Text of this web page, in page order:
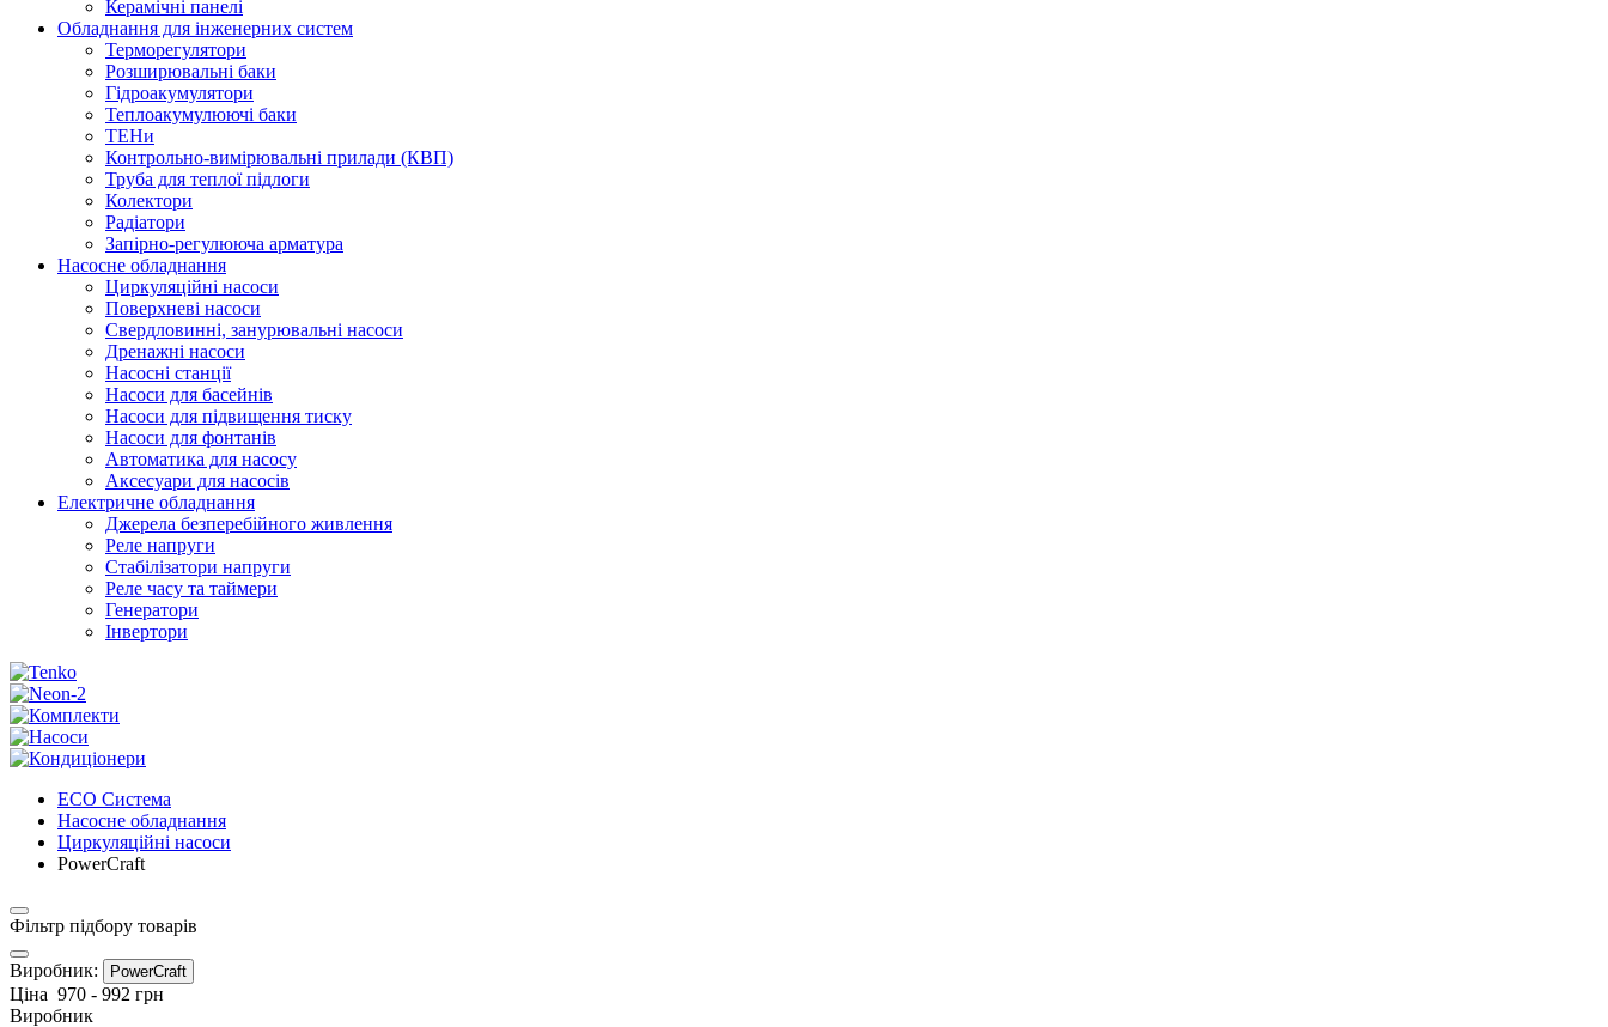
Керамічні панелі
Обладнання для інженерних систем
Терморегулятори
Розширювальні баки
Гідроакумулятори
Теплоакумулюючі баки
ТЕНи
Контрольно-вимірювальні прилади (КВП)
Труба для теплої підлоги
Колектори
Радіатори
Запірно-регулююча арматура
Насосне обладнання
Циркуляційні насоси
Поверхневі насоси
Свердловинні, занурювальні насоси
Дренажні насоси
Насосні станції
Насоси для басейнів
Насоси для підвищення тиску
Насоси для фонтанів
Автоматика для насосу
Аксесуари для насосів
Електричне обладнання
Джерела безперебійного живлення
Реле напруги
Стабілізатори напруги
Реле часу та таймери
Генератори
Інвертори
ECO Система
Насосне обладнання
Циркуляційні насоси
PowerCraft
Фільтр підбору товарів
Виробник: PowerCraft
Ціна 970 - 992 грн
Виробник